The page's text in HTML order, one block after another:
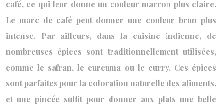
café, ce qui leur donne un couleur marron plus claire.
Le marc de café peut donner une couleur brun plus
intense. Par ailleurs, dans la cuisine indienne, de
nombreuses épices sont traditionnellement utilisées,
comme le safran, le curcuma ou le curry. Ces épices
sont parfaites pour la coloration naturelle des aliments,
et une pincée suffit pour donner aux plats une belle